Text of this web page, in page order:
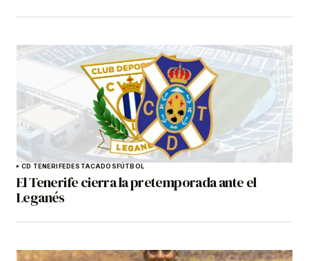
CD TENERIFEDESTACADOSFÚTBOL
El Tenerife cierra la pretemporada ante el
Leganés